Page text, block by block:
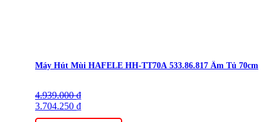
Máy Hút Mùi HAFELE HH-TT70A 533.86.817 Âm Tủ 70cm
4.939.000₫
Giá
gốc
là:
3.704.250 ₫
Giá
hiện
tại